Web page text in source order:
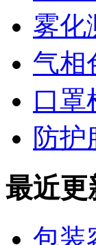
雾化
气相
口罩
防护
最近更
包装